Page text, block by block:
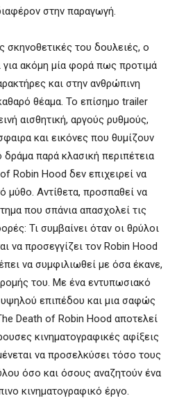
στην παραγωγή.
σκηνοθετικές του δουλειές, ο
για ακόμη μία φορά πως προτιμά
και στην ανθρώπινη
θέαμα. Το επίσημο trailer
αισθητική, αργούς ρυθμούς,
και εικόνες που θυμίζουν
παρά κλασική περιπέτεια
Robin Hood δεν επιχειρεί να
μύθο. Αντίθετα, προσπαθεί να
που σπάνια απασχολεί τις
Τι συμβαίνει όταν οι θρύλοι
να προσεγγίζει τον Robin Hood
να συμφιλιωθεί με όσα έκανε,
του. Με ένα εντυπωσιακό
επιπέδου και μια σαφώς
Death of Robin Hood αποτελεί
κινηματογραφικές αφίξεις
να προσελκύσει τόσο τους
όσο και όσους αναζητούν ένα
κινηματογραφικό έργο.